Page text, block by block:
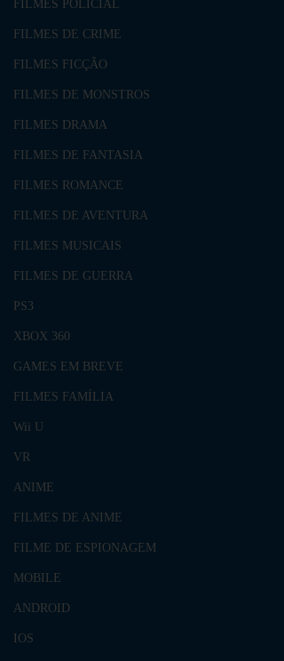
FILMES POLICIAL
FILMES DE CRIME
FILMES FICÇÃO
FILMES DE MONSTROS
FILMES DRAMA
FILMES DE FANTASIA
FILMES ROMANCE
FILMES DE AVENTURA
FILMES MUSICAIS
FILMES DE GUERRA
PS3
XBOX 360
GAMES EM BREVE
FILMES FAMÍLIA
Wii U
VR
ANIME
FILMES DE ANIME
FILME DE ESPIONAGEM
MOBILE
ANDROID
IOS